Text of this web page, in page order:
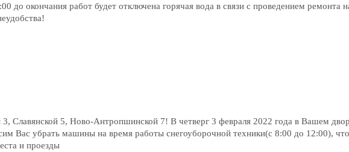
до окончания работ будет отключена горячая вода в связи с проведением ремонта
Славянской 5, Ново-Антропшинской 7! В четверг 3 февраля 2022 года в Вашем
Вас убрать машины на время работы снегоуборочной техники(с 8:00 до 12:00),
и проезды